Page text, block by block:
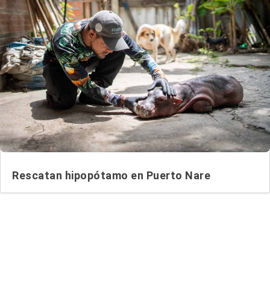
Rescatan hipopótamo en Puerto Nare